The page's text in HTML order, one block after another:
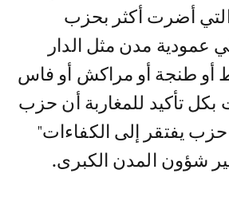
أضرت أكثر بحزب
عمودية مدن مثل الدار
أو طنجة أو مراكش أو فاس
تأكيد للمغاربة أن حزب
حزب يفتقر إلى الكفاءات"
شؤون المدن الكبرى.